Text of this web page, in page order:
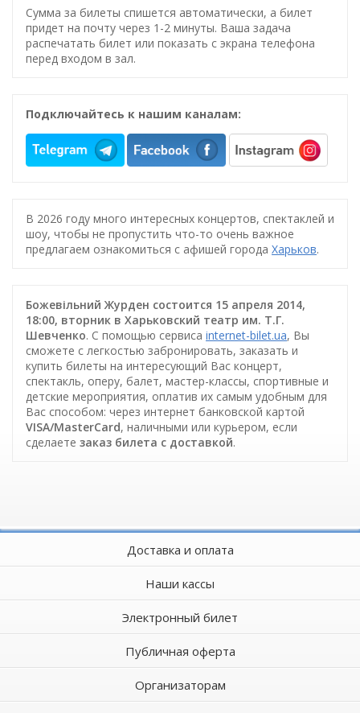
Сумма за билеты спишется автоматически, а билет
придет на почту через 1-2 минуты. Ваша задача
распечатать билет или показать с экрана телефона
перед входом в зал.
Подключайтесь к нашим каналам:
В 2026 году много интересных концертов, спектаклей и
шоу, чтобы не пропустить что-то очень важное
предлагаем ознакомиться с афишей города Харьков.
Божевільний Журден состоится 15 апреля 2014,
18:00, вторник в Харьковский театр им. Т.Г.
Шевченко. С помощью сервиса internet-bilet.ua, Вы
сможете с легкостью забронировать, заказать и
купить билеты на интересующий Вас концерт,
спектакль, оперу, балет, мастер-классы, спортивные и
детские мероприятия, оплатив их самым удобным для
Вас способом: через интернет банковской картой
VISA/MasterCard, наличными или курьером, если
сделаете заказ билета c доставкой.
Доставка и оплата
Наши кассы
Электронный билет
Публичная оферта
Организаторам